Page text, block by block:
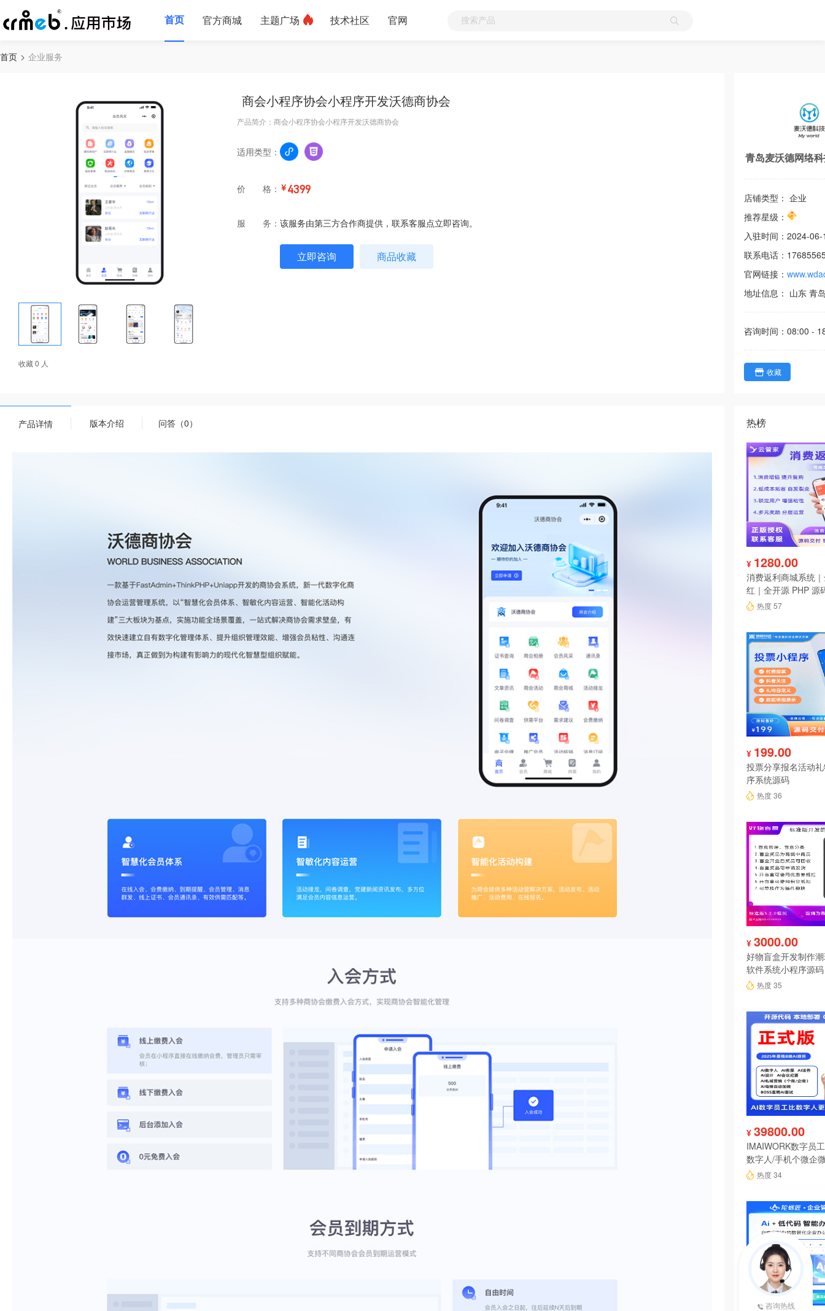
首页 官方商城 主题广场 技术社区 官网
首页 企业服务
收藏 0 人
商会小程序协会小程序开发沃德商协会
产品简介：商会小程序协会小程序开发沃德商协会
适用类型：
价 格： ￥4399
服 务： 该服务由第三方合作商提供，联系客服点立即咨询。
立即咨询 商品收藏
青岛麦沃德网络
店铺类型： 企业
推荐星级：
入驻时间： 2024-06-
联系电话：
官网链接：
地址信息： 山东 青
咨询时间： 08:00 -
收藏
产品详情 版本介绍 问答（0） 热榜
¥ 1280.00
消费返利商城系统
红｜全开源 PHP 源
热度 57
¥ 199.00
投票分享报名活动
序系统源码
热度 36
¥ 3000.00
好物盲盒开发制作
软件系统小程序源码
热度 35
¥ 39800.00
IMAIWORK数字员
数字人/手机个微企
陪练/电销/客服/法
热度 34
咨询热线